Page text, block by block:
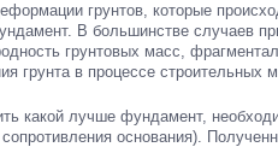
грунтов, которые
В большинстве случаев
грунтовых масс,
грунта в процессе строительных
какой лучше фундамент,
сопротивления основания).